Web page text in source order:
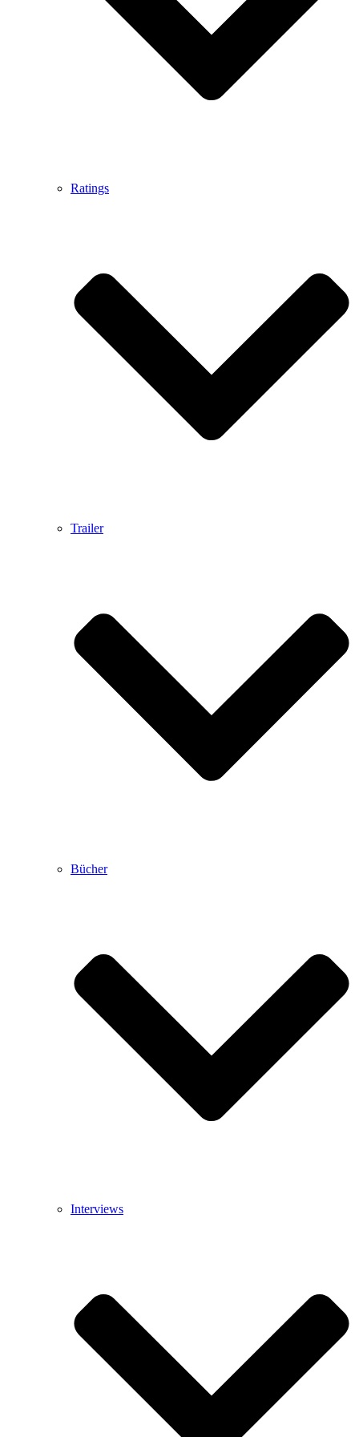
Ratings
Trailer
Bücher
Interviews